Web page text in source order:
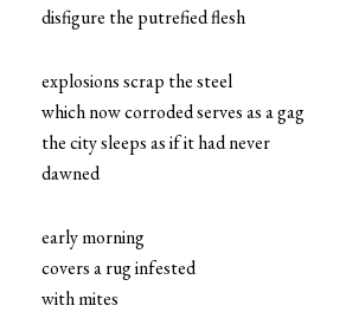
disfigure the putrefied flesh
explosions scrap the steel
which now corroded serves as a gag
the city sleeps as if it had never
dawned
early morning
covers a rug infested
with mites